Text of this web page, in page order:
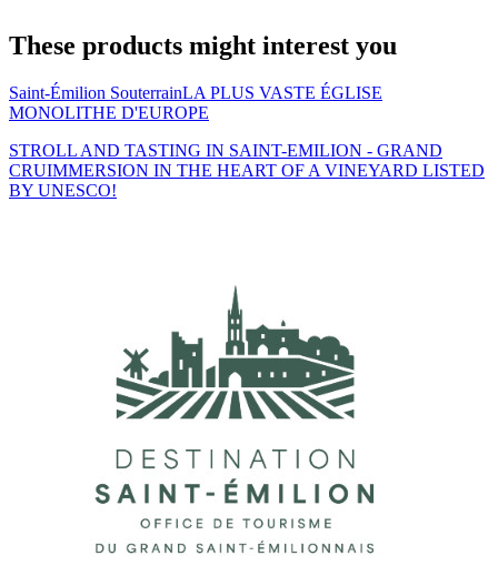
These products might interest you
Saint-Émilion SouterrainLA PLUS VASTE ÉGLISE
MONOLITHE D'EUROPE
STROLL AND TASTING IN SAINT-EMILION - GRAND
CRUIMMERSION IN THE HEART OF A VINEYARD LISTED
BY UNESCO!